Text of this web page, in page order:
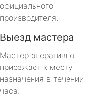
официального
производителя.
Выезд мастера
Мастер оперативно
приезжает к месту
назначения в течении
часа.